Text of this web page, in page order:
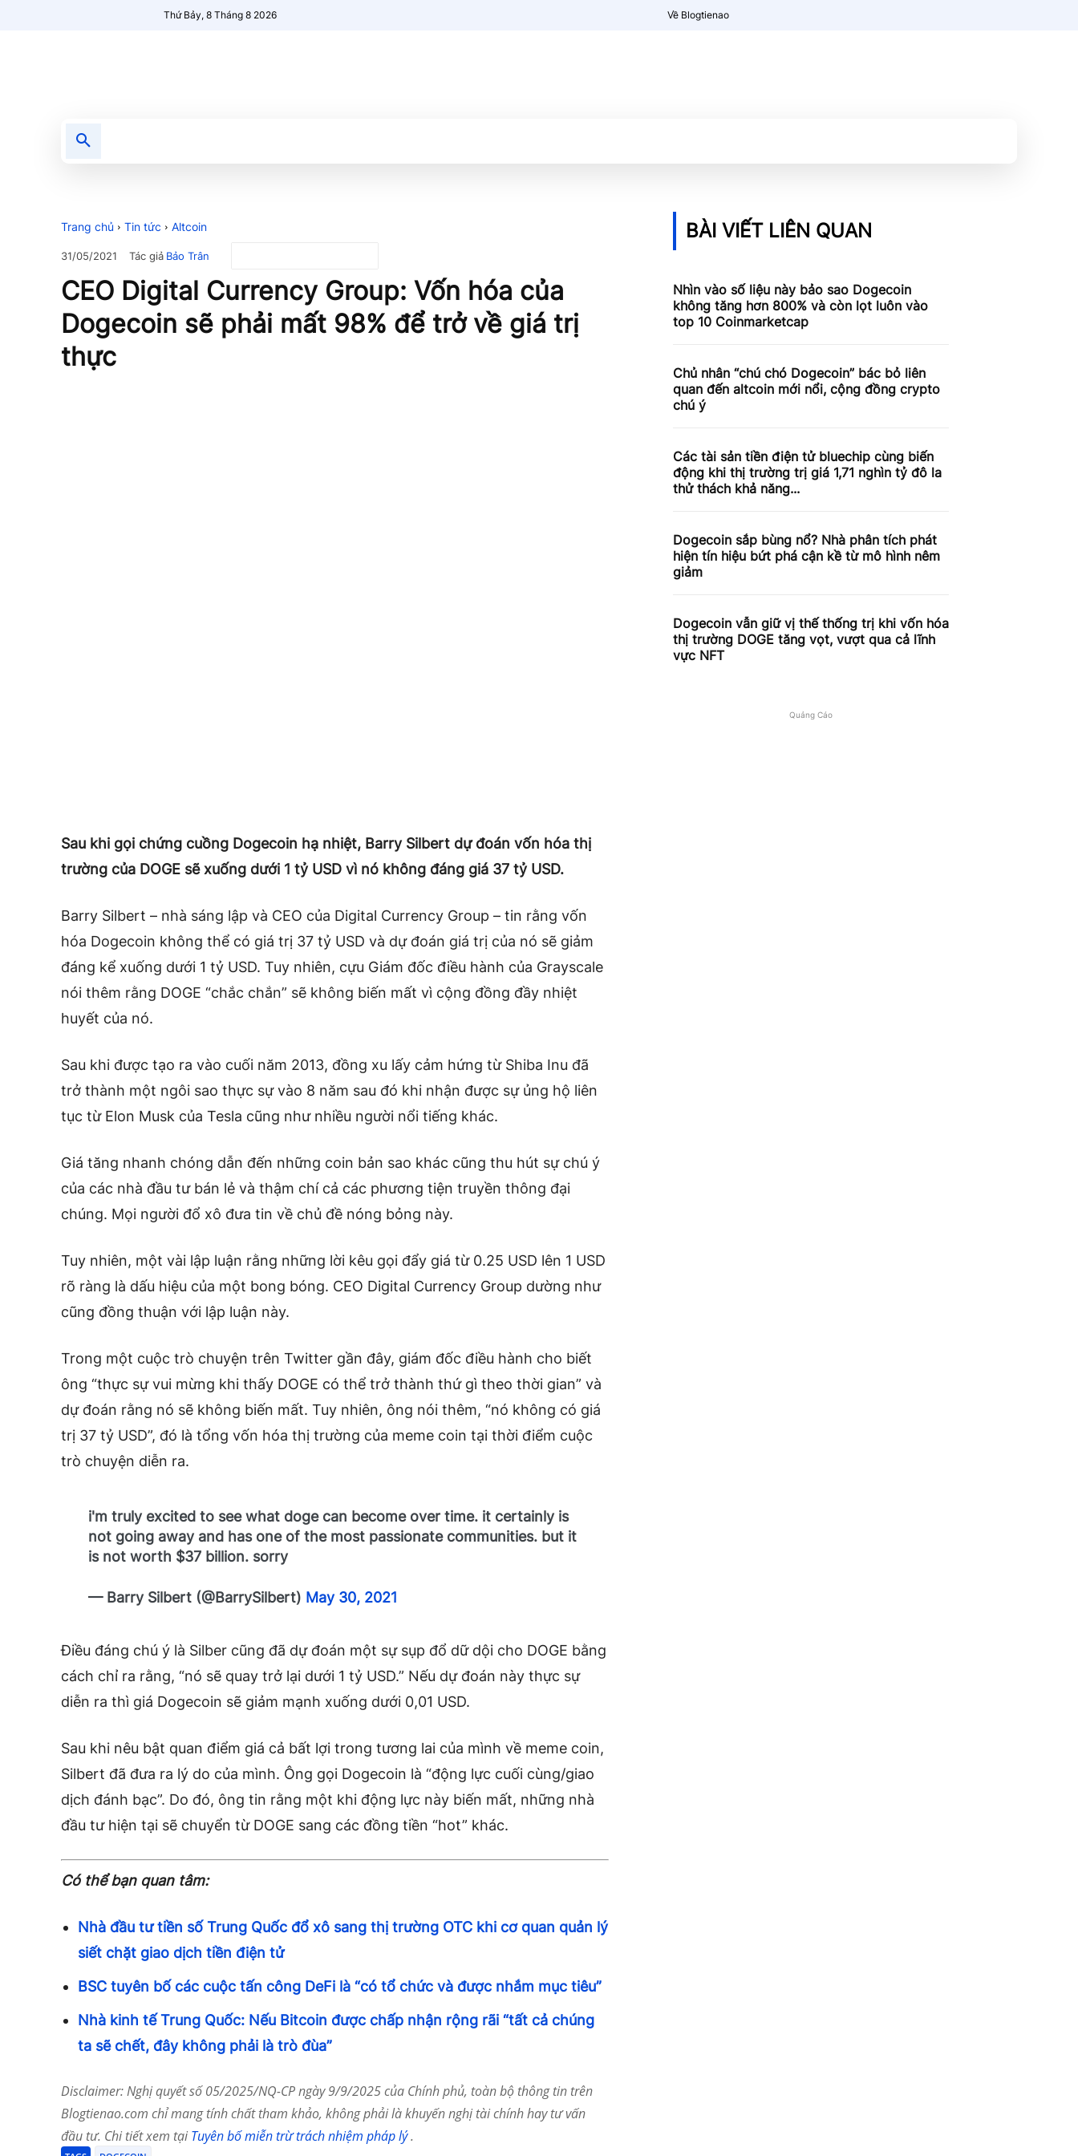
Thứ Bảy, 8 Tháng 8 2026 Về Blogtienao
Trang chủ Tin tức Altcoin
31/05/2021 Tác giả Bảo Trân
CEO Digital Currency Group: Vốn hóa của
Dogecoin sẽ phải mất 98% để trở về giá trị
thực
Sau khi gọi chứng cuồng Dogecoin hạ nhiệt, Barry Silbert dự đoán vốn hóa thị
trường của DOGE sẽ xuống dưới 1 tỷ USD vì nó không đáng giá 37 tỷ USD.
Barry Silbert – nhà sáng lập và CEO của Digital Currency Group – tin rằng vốn
hóa Dogecoin không thể có giá trị 37 tỷ USD và dự đoán giá trị của nó sẽ giảm
đáng kể xuống dưới 1 tỷ USD. Tuy nhiên, cựu Giám đốc điều hành của Grayscale
nói thêm rằng DOGE “chắc chắn” sẽ không biến mất vì cộng đồng đầy nhiệt
huyết của nó.
Sau khi được tạo ra vào cuối năm 2013, đồng xu lấy cảm hứng từ Shiba Inu đã
trở thành một ngôi sao thực sự vào 8 năm sau đó khi nhận được sự ủng hộ liên
tục từ Elon Musk của Tesla cũng như nhiều người nổi tiếng khác.
Giá tăng nhanh chóng dẫn đến những coin bản sao khác cũng thu hút sự chú ý
của các nhà đầu tư bán lẻ và thậm chí cả các phương tiện truyền thông đại
chúng. Mọi người đổ xô đưa tin về chủ đề nóng bỏng này.
Tuy nhiên, một vài lập luận rằng những lời kêu gọi đẩy giá từ 0.25 USD lên 1 USD
rõ ràng là dấu hiệu của một bong bóng. CEO Digital Currency Group dường như
cũng đồng thuận với lập luận này.
Trong một cuộc trò chuyện trên Twitter gần đây, giám đốc điều hành cho biết
ông “thực sự vui mừng khi thấy DOGE có thể trở thành thứ gì theo thời gian” và
dự đoán rằng nó sẽ không biến mất. Tuy nhiên, ông nói thêm, “nó không có giá
trị 37 tỷ USD”, đó là tổng vốn hóa thị trường của meme coin tại thời điểm cuộc
trò chuyện diễn ra.
i'm truly excited to see what doge can become over time. it certainly is
not going away and has one of the most passionate communities. but it
is not worth $37 billion. sorry
— Barry Silbert (@BarrySilbert) May 30, 2021
Điều đáng chú ý là Silber cũng đã dự đoán một sự sụp đổ dữ dội cho DOGE bằng
cách chỉ ra rằng, “nó sẽ quay trở lại dưới 1 tỷ USD.” Nếu dự đoán này thực sự
diễn ra thì giá Dogecoin sẽ giảm mạnh xuống dưới 0,01 USD.
Sau khi nêu bật quan điểm giá cả bất lợi trong tương lai của mình về meme coin,
Silbert đã đưa ra lý do của mình. Ông gọi Dogecoin là “động lực cuối cùng/giao
dịch đánh bạc”. Do đó, ông tin rằng một khi động lực này biến mất, những nhà
đầu tư hiện tại sẽ chuyển từ DOGE sang các đồng tiền “hot” khác.
Có thể bạn quan tâm:
Nhà đầu tư tiền số Trung Quốc đổ xô sang thị trường OTC khi cơ quan quản lý
siết chặt giao dịch tiền điện tử
BSC tuyên bố các cuộc tấn công DeFi là “có tổ chức và được nhắm mục tiêu”
Nhà kinh tế Trung Quốc: Nếu Bitcoin được chấp nhận rộng rãi “tất cả chúng
ta sẽ chết, đây không phải là trò đùa”
Disclaimer: Nghị quyết số 05/2025/NQ-CP ngày 9/9/2025 của Chính phủ, toàn bộ thông tin trên
Blogtienao.com chỉ mang tính chất tham khảo, không phải là khuyến nghị tài chính hay tư vấn
đầu tư. Chi tiết xem tạiTuyên bố miễn trừ trách nhiệm pháp lý.
BÀI VIẾT LIÊN QUAN
Nhìn vào số liệu này bảo sao Dogecoin
không tăng hơn 800% và còn lọt luôn vào
top 10 Coinmarketcap
Chủ nhân “chú chó Dogecoin” bác bỏ liên
quan đến altcoin mới nổi, cộng đồng crypto
chú ý
Các tài sản tiền điện tử bluechip cùng biến
động khi thị trường trị giá 1,71 nghìn tỷ đô la
thử thách khả năng...
Dogecoin sắp bùng nổ? Nhà phân tích phát
hiện tín hiệu bứt phá cận kề từ mô hình nêm
giảm
Dogecoin vẫn giữ vị thế thống trị khi vốn hóa
thị trường DOGE tăng vọt, vượt qua cả lĩnh
vực NFT
Quảng Cáo